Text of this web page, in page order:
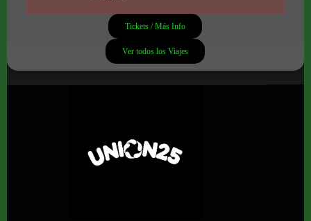
Tickets / Más Info
Ver todos los Viajes